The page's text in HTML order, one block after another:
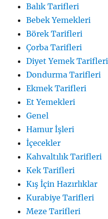
Balık Tarifleri
Bebek Yemekleri
Börek Tarifleri
Çorba Tarifleri
Diyet Yemek Tarifleri
Dondurma Tarifleri
Ekmek Tarifleri
Et Yemekleri
Genel
Hamur İşleri
İçecekler
Kahvaltılık Tarifleri
Kek Tarifleri
Kış İçin Hazırlıklar
Kurabiye Tarifleri
Meze Tarifleri